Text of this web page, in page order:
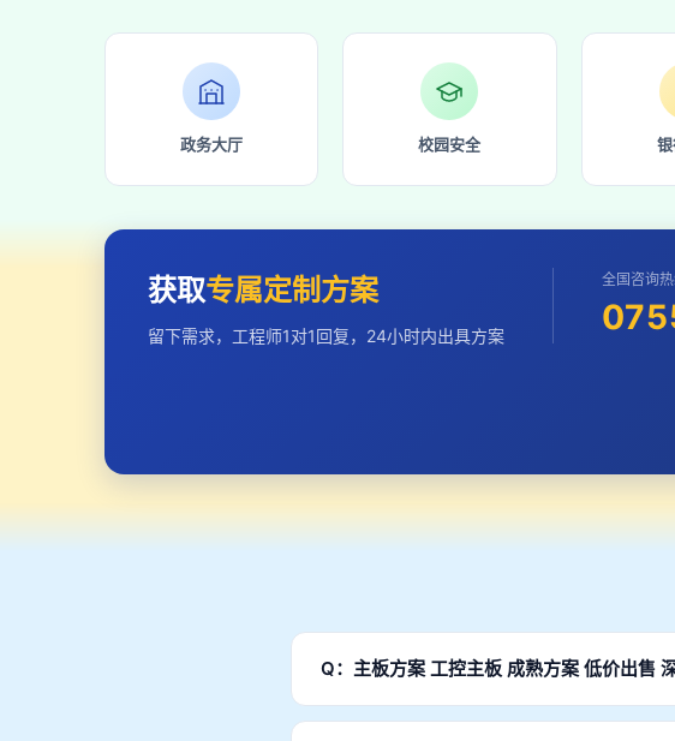
政务大厅 校园安全
获取专属定制方案
留下需求，工程师1对1回复，24小时内出具方案
全国咨询
Q：主板方案 工控主板 成熟方案 低价出售
A：支持全面定制。包括外观结构设计、尺寸